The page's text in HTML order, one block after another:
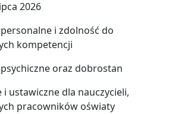
2026
i zdolność do
kompetencji
oraz dobrostan
ustawiczne dla nauczycieli,
pracowników oświaty